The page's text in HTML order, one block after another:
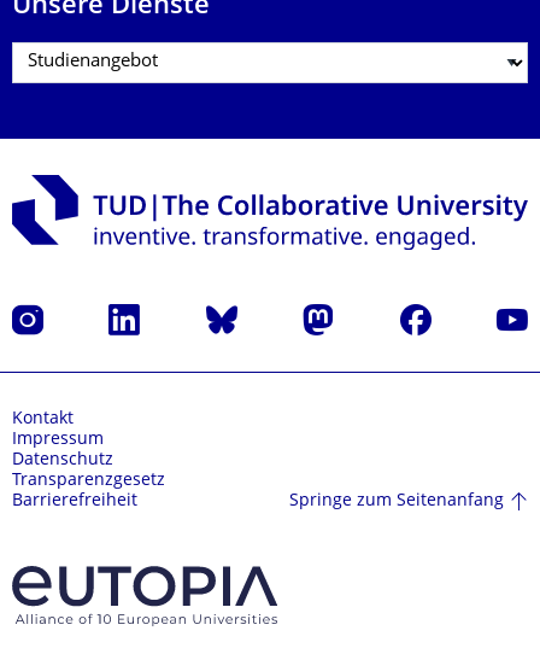
Unsere Dienste
Instagram LinkedIn Bluesky Mastodon Facebook
Kontakt
Impressum
Datenschutz
Transparenzgesetz
Barrierefreiheit
Springe zum Seitenanfang